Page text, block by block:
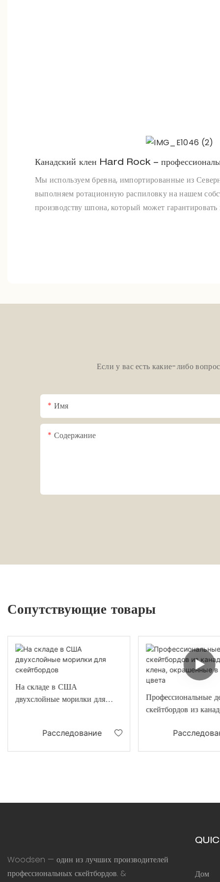
Канадский клен Hard Rock –
Мы используем бревна, импортированные из
выполняем ротационную распиловку на нашем
производству шпона, который может гарантировать
Если у вас есть какие-либо
Имя
Содержание
Сопутствующие товары
На складе в США
двухслойные морилки для
Расследование
Профессиональные
скейтбордов из
Woodsen — один из лучших производителей
профессиональных скейтбордов. &
Дом